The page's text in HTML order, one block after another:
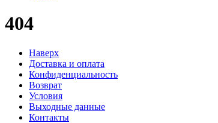
404
Наверх
Доставка и оплата
Конфиденциальность
Возврат
Условия
Выходные данные
Контакты